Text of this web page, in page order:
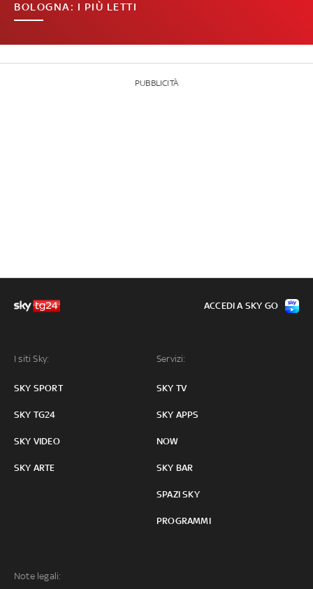
BOLOGNA: I PIÙ LETTI
PUBBLICITÀ
I siti Sky:
SKY SPORT
SKY TG24
SKY VIDEO
SKY ARTE
Servizi:
SKY TV
SKY APPS
NOW
SKY BAR
SPAZI SKY
PROGRAMMI
Note legali:
ACCEDI A SKY GO